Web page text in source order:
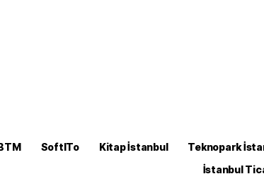
SoftITo Kitap İstanbul Teknopark
İstanbul